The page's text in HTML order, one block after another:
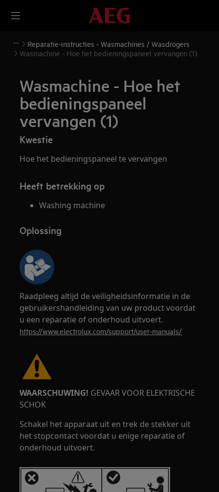
Reparatie-instructies - Wasmachines / Wasdrogers
Wasmachine - Hoe het bedieningspaneel vervangen (1)
Wasmachine - Hoe het
bedieningspaneel
vervangen (1)
Kwestie
Hoe het bedieningspaneel te vervangen
Heeft betrekking op
Washing machine
Oplossing
Raadpleeg altijd de veiligheidsinformatie in de
gebruikershandleiding van uw product voordat
u een reparatie of onderhoud uitvoert.
https://www.electrolux.com/support/user-manuals/
WAARSCHUWING! GEVAAR VOOR ELEKTRISCHE
SCHOK
Schakel het apparaat uit en trek de stekker uit
het stopcontact voordat u enige reparatie of
onderhoud uitvoert.